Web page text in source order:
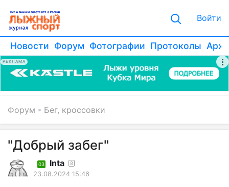
Войти
Новости Форум Фотографии Протоколы
РЕКЛАМА
Форум Бег, кроссовки
"Добрый забег"
03 Inta 8
23.08.2024 15:46